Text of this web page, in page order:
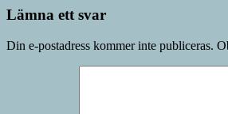
Lämna ett svar
Din e-postadress kommer inte publiceras.